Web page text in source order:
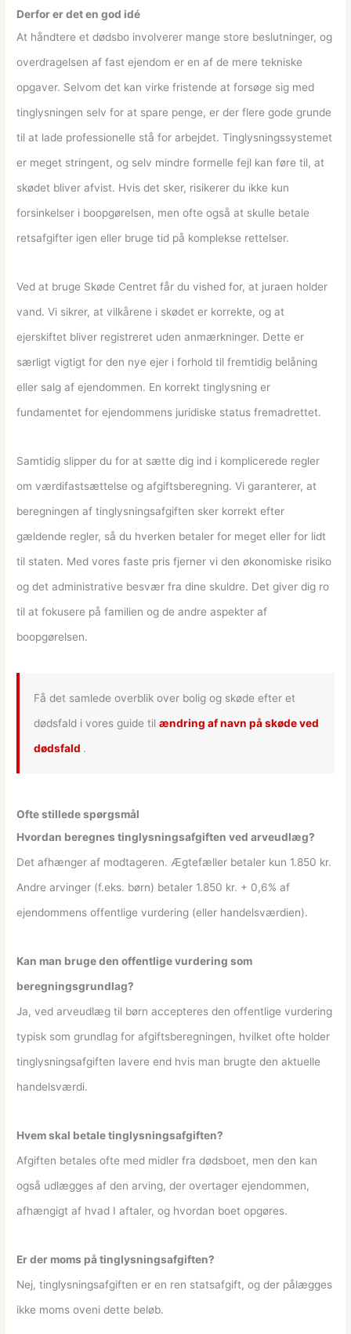
Derfor er det en god idé
At håndtere et dødsbo involverer mange store beslutninger, og
overdragelsen af fast ejendom er en af de mere tekniske
opgaver. Selvom det kan virke fristende at forsøge sig med
tinglysningen selv for at spare penge, er der flere gode grunde
til at lade professionelle stå for arbejdet. Tinglysningssystemet
er meget stringent, og selv mindre formelle fejl kan føre til, at
skødet bliver afvist. Hvis det sker, risikerer du ikke kun
forsinkelser i boopgørelsen, men ofte også at skulle betale
retsafgifter igen eller bruge tid på komplekse rettelser.
Ved at bruge Skøde Centret får du vished for, at juraen holder
vand. Vi sikrer, at vilkårene i skødet er korrekte, og at
ejerskiftet bliver registreret uden anmærkninger. Dette er
særligt vigtigt for den nye ejer i forhold til fremtidig belåning
eller salg af ejendommen. En korrekt tinglysning er
fundamentet for ejendommens juridiske status fremadrettet.
Samtidig slipper du for at sætte dig ind i komplicerede regler
om værdifastsættelse og afgiftsberegning. Vi garanterer, at
beregningen af tinglysningsafgiften sker korrekt efter
gældende regler, så du hverken betaler for meget eller for lidt
til staten. Med vores faste pris fjerner vi den økonomiske risiko
og det administrative besvær fra dine skuldre. Det giver dig ro
til at fokusere på familien og de andre aspekter af
boopgørelsen.
Få det samlede overblik over bolig og skøde efter et
dødsfald i vores guide tilændring af navn på skøde ved
dødsfald .
Ofte stillede spørgsmål
Hvordan beregnes tinglysningsafgiften ved arveudlæg?
Det afhænger af modtageren. Ægtefæller betaler kun 1.850 kr.
Andre arvinger (f.eks. børn) betaler 1.850 kr. + 0,6% af
ejendommens offentlige vurdering (eller handelsværdien).
Kan man bruge den offentlige vurdering som
beregningsgrundlag?
Ja, ved arveudlæg til børn accepteres den offentlige vurdering
typisk som grundlag for afgiftsberegningen, hvilket ofte holder
tinglysningsafgiften lavere end hvis man brugte den aktuelle
handelsværdi.
Hvem skal betale tinglysningsafgiften?
Afgiften betales ofte med midler fra dødsboet, men den kan
også udlægges af den arving, der overtager ejendommen,
afhængigt af hvad I aftaler, og hvordan boet opgøres.
Er der moms på tinglysningsafgiften?
Nej, tinglysningsafgiften er en ren statsafgift, og der pålægges
ikke moms oveni dette beløb.